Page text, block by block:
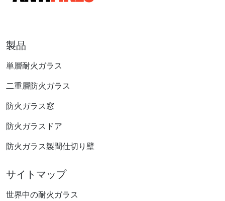
製品
単層耐火ガラス
二重層防火ガラス
防火ガラス窓
防火ガラスドア
防火ガラス製間仕切り壁
サイトマップ
世界中の耐火ガラス